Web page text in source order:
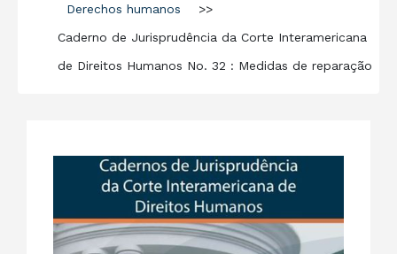
Derechos humanos
>>
Caderno de Jurisprudência da Corte Interamericana
de Direitos Humanos No. 32 : Medidas de reparação